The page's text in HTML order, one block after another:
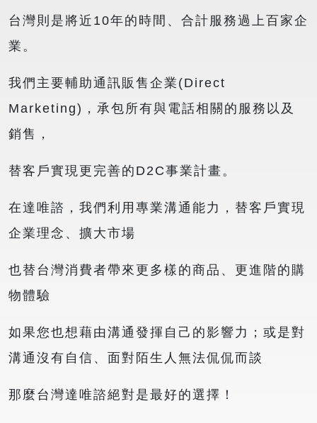
台灣則是將近10年的時間、合計服務過上百家企
業。
我們主要輔助通訊販售企業(Direct
Marketing)，承包所有與電話相關的服務以及
銷售，
替客戶實現更完善的D2C事業計畫。
在達唯諮，我們利用專業溝通能力，替客戶實現
企業理念、擴大市場
也替台灣消費者帶來更多樣的商品、更進階的購
物體驗
如果您也想藉由溝通發揮自己的影響力；或是對
溝通沒有自信、面對陌生人無法侃侃而談
那麼台灣達唯諮絕對是最好的選擇！